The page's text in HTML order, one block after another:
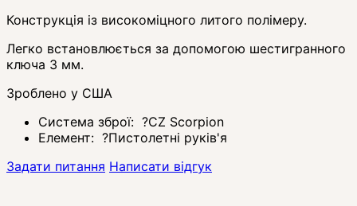
Конструкція із високоміцного литого полімеру.
Легко встановлюється за допомогою шестигранного
ключа 3 мм.
Зроблено у США
Система зброї: ?CZ Scorpion
Елемент: ?Пистолетні руків'я
Задати питання Написати відгук